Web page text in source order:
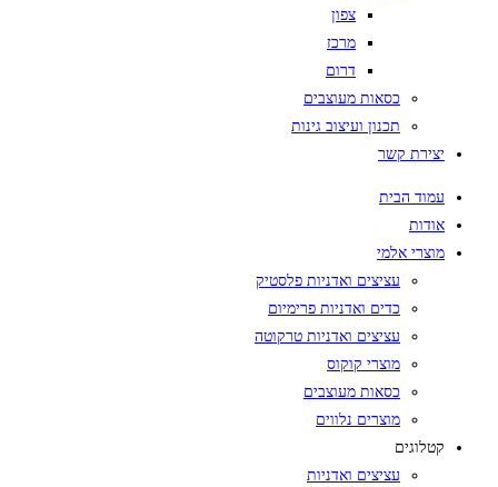
צפון
מרכז
דרום
כסאות מעוצבים
תכנון ועיצוב גינות
יצירת קשר
עמוד הבית
אודות
מוצרי אלמי
עציצים ואדניות פלסטיק
כדים ואדניות פרימיום
עציצים ואדניות טרקוטה
מוצרי קוקוס
כסאות מעוצבים
מוצרים נלווים
קטלוגים
עציצים ואדניות